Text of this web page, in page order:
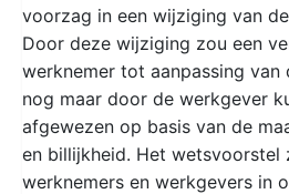
voorzag in een wijziging van
Door deze wijziging zou een
werknemer tot aanpassing van
nog maar door de werkgever
afgewezen op basis van de
en billijkheid. Het wetsvoorstel
werknemers en werkgevers in